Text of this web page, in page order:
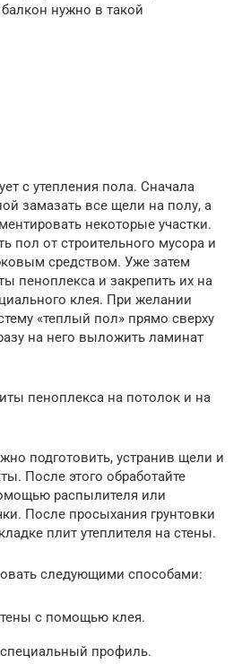
балкон нужно в такой
с утепления пола. Сначала
замазать все щели на полу, а
некоторые участки.
пол от строительного мусора и
средством. Уже затем
пеноплекса и закрепить их на
клея. При желании
«теплый пол» прямо сверху
на него выложить ламинат
пеноплекса на потолок и на
подготовить, устранив щели и
После этого обработайте
распылителя или
После просыхания грунтовки
плит утеплителя на стены.
следующими способами:
с помощью клея.
профиль.